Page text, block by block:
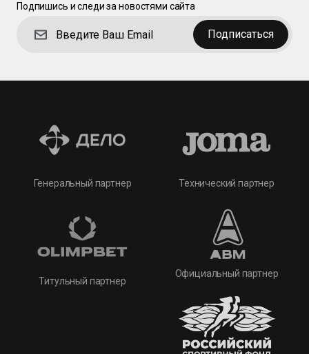
Подпишись и следи за новостями сайта
Подписаться
Генеральный партнер
Титульный партнер
Технический партнер
Официальный партнер